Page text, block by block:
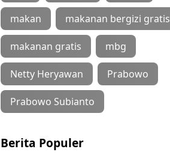
makan makanan bergizi gratis
makanan gratis mbg
Netty Heryawan Prabowo
Prabowo Subianto
Berita Populer